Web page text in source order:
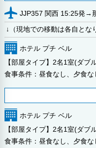
JJP357 関西 15:25発→
↓（現地での移動は各自とな
ホテル プチ ベル
【部屋タイプ】2名1室(ダブ
食事条件：昼食なし、夕食な
ホテル プチ ベル
【部屋タイプ】2名1室(ダブ
食事条件：昼食なし、夕食な